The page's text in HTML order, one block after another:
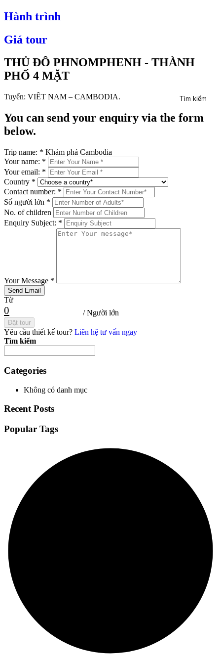
Hành trình
Giá tour
THỦ ĐÔ PHNOMPHENH - THÀNH
PHỐ 4 MẶT
Tuyến: VIÊT NAM – CAMBODIA.
You can send your enquiry via the form
below.
Trip name: * Khám phá Cambodia
Your name: *
Your email: *
Country *
Contact number: *
Số người lớn *
No. of children
Enquiry Subject: *
Your Message *
Từ
0 / Người lớn
Đặt tour
Yêu cầu thiết kế tour? Liên hệ tư vấn ngay
Tìm kiếm
Tìm kiếm
Categories
Không có danh mục
Recent Posts
Popular Tags